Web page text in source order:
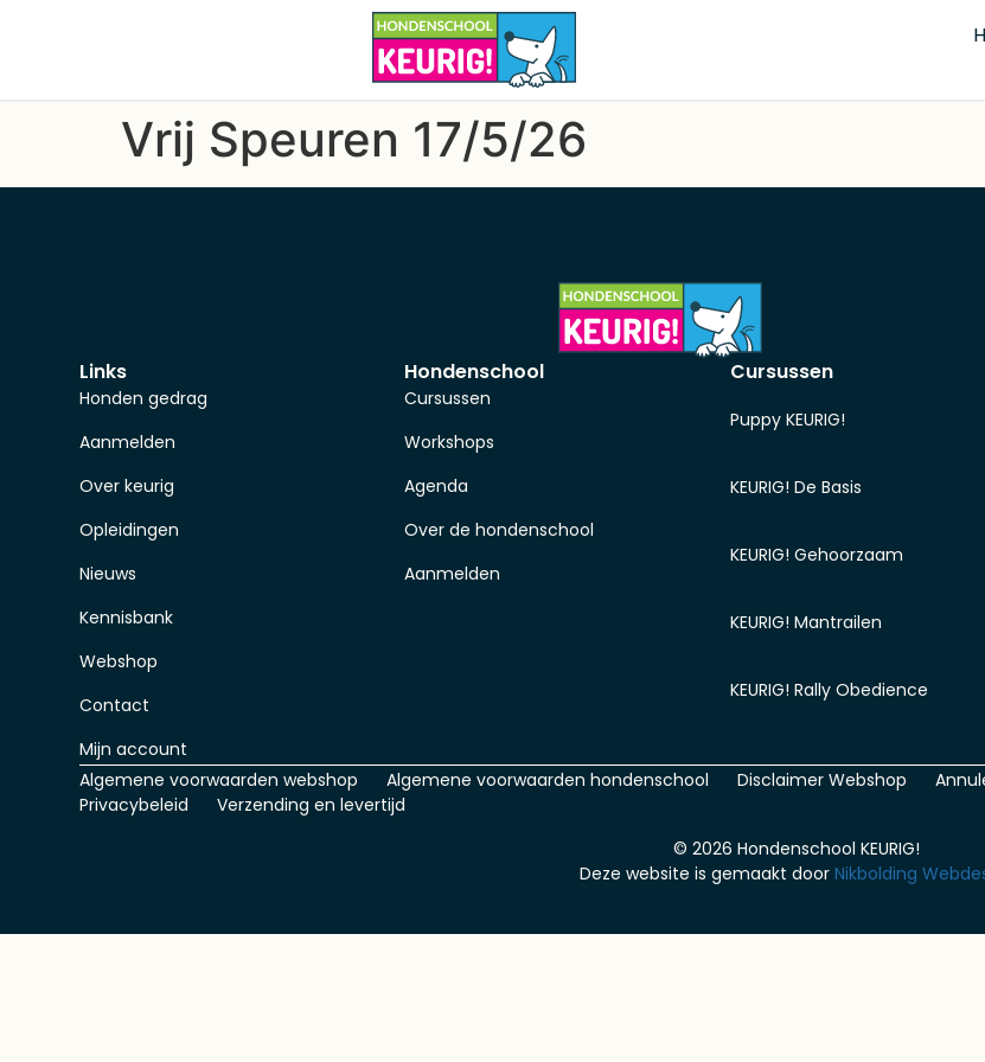
Vrij Speuren 17/5/26
Links
Honden gedrag
Aanmelden
Over keurig
Opleidingen
Nieuws
Kennisbank
Webshop
Contact
Mijn account
Hondenschool
Cursussen
Workshops
Agenda
Over de hondenschool
Aanmelden
Cursussen
Puppy KEURIG!
KEURIG! De Basis
KEURIG! Gehoorzaam
KEURIG! Mantrailen
KEURIG! Rally Obedience
Algemene voorwaarden webshop Algemene voorwaarden hondenschool Disclaimer Webshop
Privacybeleid
Verzending en levertijd
© 2026 Hondenschool KEURIG!
Deze website is gemaakt door Nikbolding